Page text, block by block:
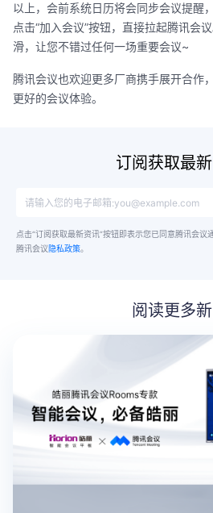
以上，会前系统日历将会同步会议提醒
点击“加入会议”按钮，直接拉起腾讯会
滑，让您不错过任何一场重要会议~
腾讯会议也欢迎更多厂商携手展开合作
更好的会议体验。
订阅获取最
点击“订阅获取最新资讯”按钮即表示您已同意腾讯会议
腾讯会议隐私政策。
阅读更多